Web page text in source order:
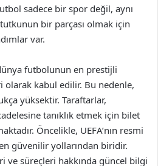
sadece bir spor değil, aynı
bir parçası olmak için
var.
futbolunun en prestijli
olarak kabul edilir. Bu nedenle,
yüksektir. Taraftarlar,
tanıklık etmek için bilet
Öncelikle, UEFA’nın resmi
güvenilir yollarından biridir.
ve süreçleri hakkında güncel bilgi